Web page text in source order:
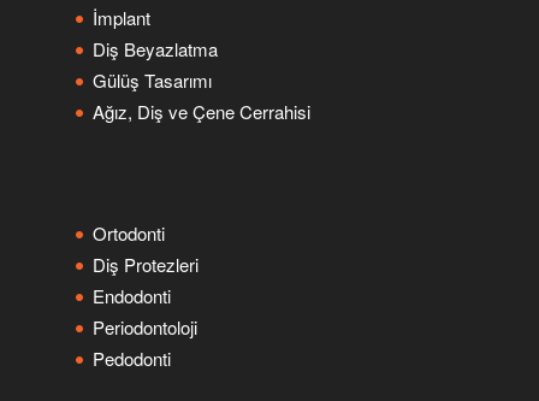
İmplant
Diş Beyazlatma
Gülüş Tasarımı
Ağız, Diş ve Çene Cerrahisi
Ortodonti
Diş Protezleri
Endodonti
Periodontoloji
Pedodonti